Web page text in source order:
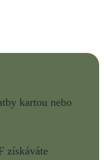
kartou nebo
získáváte